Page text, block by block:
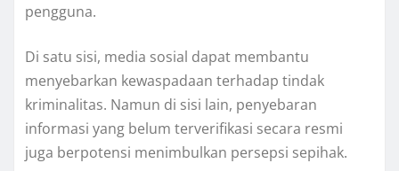
pengguna.
Di satu sisi, media sosial dapat membantu
menyebarkan kewaspadaan terhadap tindak
kriminalitas. Namun di sisi lain, penyebaran
informasi yang belum terverifikasi secara resmi
juga berpotensi menimbulkan persepsi sepihak.